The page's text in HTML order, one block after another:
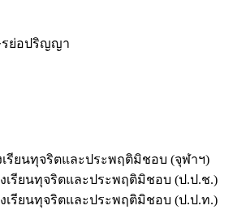
ย่อปริญญา
เรียนทุจริตและประพฤติมิชอบ (จุฬาฯ)
เรียนทุจริตและประพฤติมิชอบ (ป.ป.ช.)
เรียนทุจริตและประพฤติมิชอบ (ป.ป.ท.)